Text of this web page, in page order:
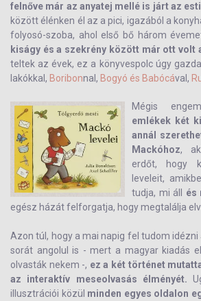
felnőve már az anyatej mellé is járt az
között élénken él az a pici, igazából a
folyosó-szoba, ahol első bő három
kiságy és a szekrény között már ott volt
teltek az évek, ez a könyvespolc úgy
lakókkal, Boribonnal, Bogyó és Babócával,
Mégis
emlékek két
annál
Mackóhoz,
erdőt, hogy
leveleit,
tudja, mi áll és
egész házát felforgatja, hogy megtalálja
Azon túl, hogy a mai napig fel tudom
sorát angolul is - mert a magyar kiadás
olvasták nekem -, ez a két történet
az interaktív meseolvasás élményét.
illusztrációi közül minden egyes oldalon